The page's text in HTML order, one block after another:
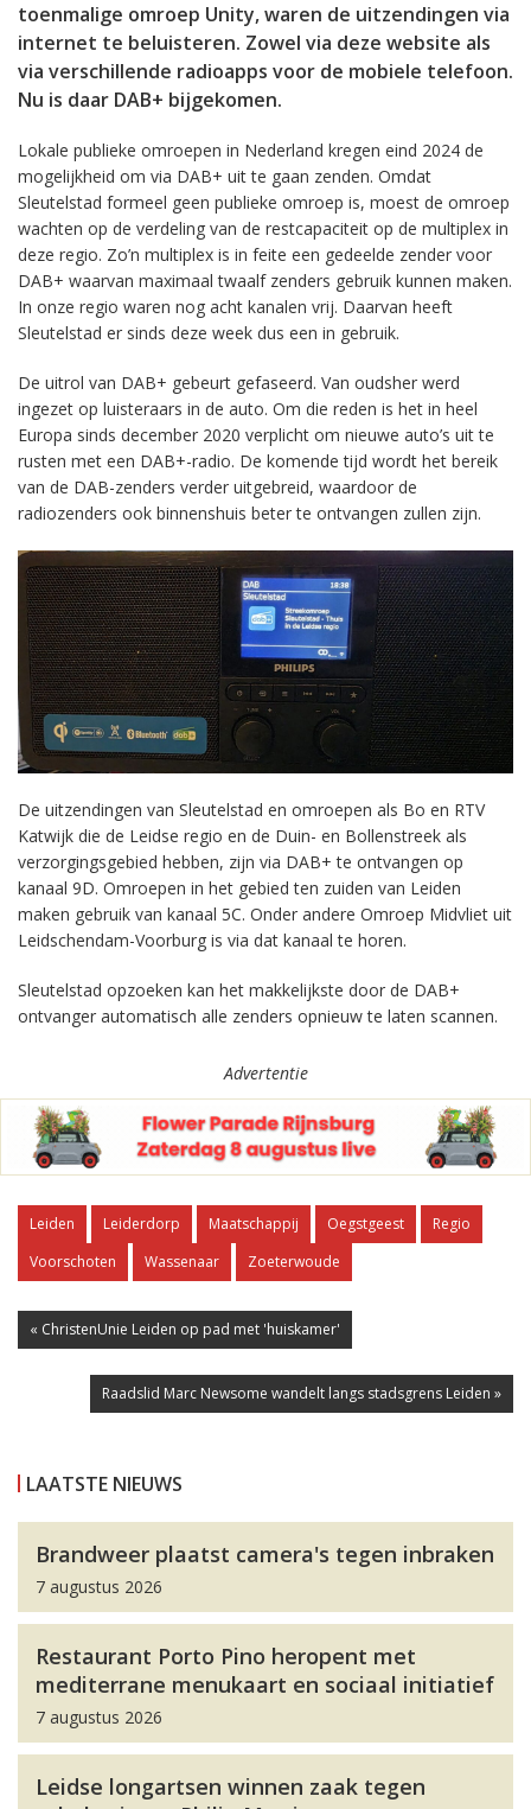
toenmalige omroep Unity, waren de uitzendingen via
internet te beluisteren. Zowel via deze website als
via verschillende radioapps voor de mobiele telefoon.
Nu is daar DAB+ bijgekomen.
Lokale publieke omroepen in Nederland kregen eind 2024 de
mogelijkheid om via DAB+ uit te gaan zenden. Omdat
Sleutelstad formeel geen publieke omroep is, moest de omroep
wachten op de verdeling van de restcapaciteit op de multiplex in
deze regio. Zo’n multiplex is in feite een gedeelde zender voor
DAB+ waarvan maximaal twaalf zenders gebruik kunnen maken.
In onze regio waren nog acht kanalen vrij. Daarvan heeft
Sleutelstad er sinds deze week dus een in gebruik.
De uitrol van DAB+ gebeurt gefaseerd. Van oudsher werd
ingezet op luisteraars in de auto. Om die reden is het in heel
Europa sinds december 2020 verplicht om nieuwe auto’s uit te
rusten met een DAB+-radio. De komende tijd wordt het bereik
van de DAB-zenders verder uitgebreid, waardoor de
radiozenders ook binnenshuis beter te ontvangen zullen zijn.
De uitzendingen van Sleutelstad en omroepen als Bo en RTV
Katwijk die de Leidse regio en de Duin- en Bollenstreek als
verzorgingsgebied hebben, zijn via DAB+ te ontvangen op
kanaal 9D. Omroepen in het gebied ten zuiden van Leiden
maken gebruik van kanaal 5C. Onder andere Omroep Midvliet uit
Leidschendam-Voorburg is via dat kanaal te horen.
Sleutelstad opzoeken kan het makkelijkste door de DAB+
ontvanger automatisch alle zenders opnieuw te laten scannen.
Advertentie
Leiden Leiderdorp Maatschappij Oegstgeest
Regio
Voorschoten
Wassenaar Zoeterwoude
« ChristenUnie Leiden op pad met 'huiskamer'
Raadslid Marc Newsome wandelt langs stadsgrens Leiden »
LAATSTE NIEUWS
Brandweer plaatst camera's tegen inbraken
7 augustus 2026
Restaurant Porto Pino heropent met
mediterrane menukaart en sociaal initiatief
7 augustus 2026
Leidse longartsen winnen zaak tegen